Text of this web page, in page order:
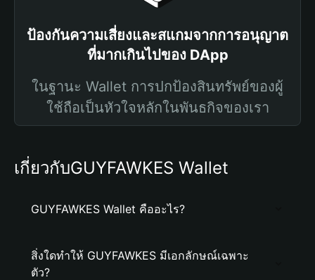
ป้องกันความเสี่ยงและสแกมจากการอนุญาต
ที่มากเกินไปของ DApp
ในฐานะ Wallet การปกป้องสินทรัพย์ของผู้
ใช้ถือเป็นหัวใจหลักในพันธกิจของเรา
เกี่ยวกับGUYFAWKES Wallet
GUYFAWKES Wallet คืออะไร?
สิ่งใดทำให้ GUYFAWKES มีเอกลักษณ์เฉพาะ
ตัว?